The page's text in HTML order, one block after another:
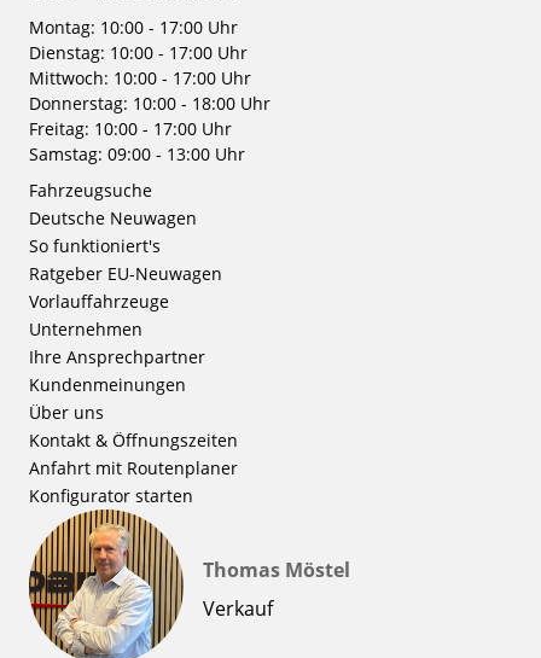
Montag: 10:00 - 17:00 Uhr
Dienstag: 10:00 - 17:00 Uhr
Mittwoch: 10:00 - 17:00 Uhr
Donnerstag: 10:00 - 18:00 Uhr
Freitag: 10:00 - 17:00 Uhr
Samstag: 09:00 - 13:00 Uhr
Fahrzeugsuche
Deutsche Neuwagen
So funktioniert's
Ratgeber EU-Neuwagen
Vorlauffahrzeuge
Unternehmen
Ihre Ansprechpartner
Kundenmeinungen
Über uns
Kontakt & Öffnungszeiten
Anfahrt mit Routenplaner
Konfigurator starten
Thomas Möstel
Verkauf